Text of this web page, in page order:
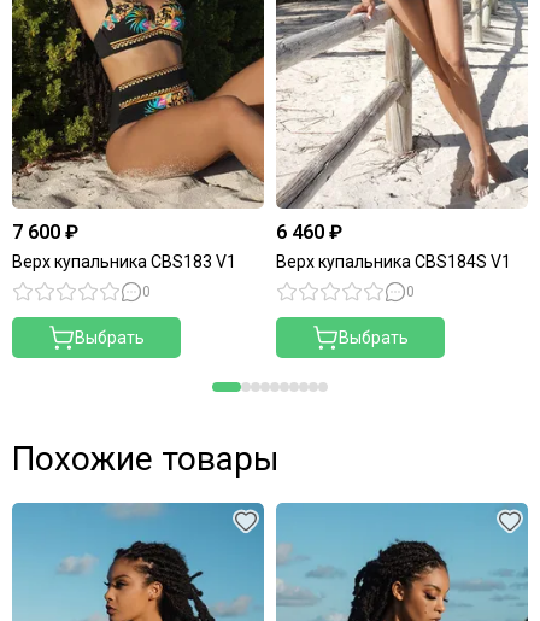
7 600 ₽
Верх купальника CBS183 V1
0
Выбрать
6 460 ₽
Верх купальника CBS184S V1
0
Выбрать
Похожие товары